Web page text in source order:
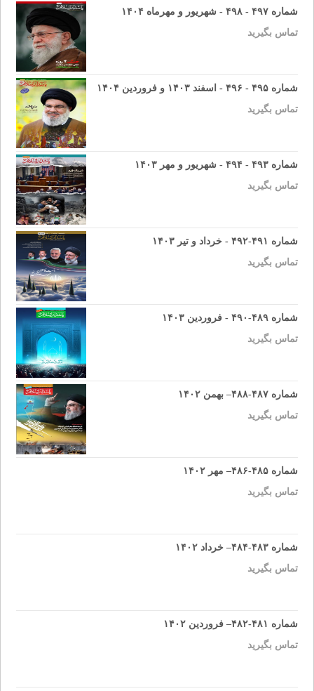
شماره ۴۹۷ - ۴۹۸ - شهریور و مهرماه ۱۴۰۴
تماس بگیرید
شماره ۴۹۵ - ۴۹۶ - اسفند ۱۴۰۳ و فروردین ۱۴۰۴
تماس بگیرید
شماره ۴۹۳ - ۴۹۴ - شهریور و مهر ۱۴۰۳
تماس بگیرید
شماره ۴۹۱-۴۹۲ - خرداد و تیر ۱۴۰۳
تماس بگیرید
شماره ۴۸۹-۴۹۰ - فروردین ۱۴۰۳
تماس بگیرید
شماره ۴۸۷-۴۸۸– بهمن ۱۴۰۲
تماس بگیرید
شماره ۴۸۵-۴۸۶– مهر ۱۴۰۲
تماس بگیرید
شماره ۴۸۳-۴۸۴– خرداد ۱۴۰۲
تماس بگیرید
شماره ۴۸۱-۴۸۲– فروردین ۱۴۰۲
تماس بگیرید